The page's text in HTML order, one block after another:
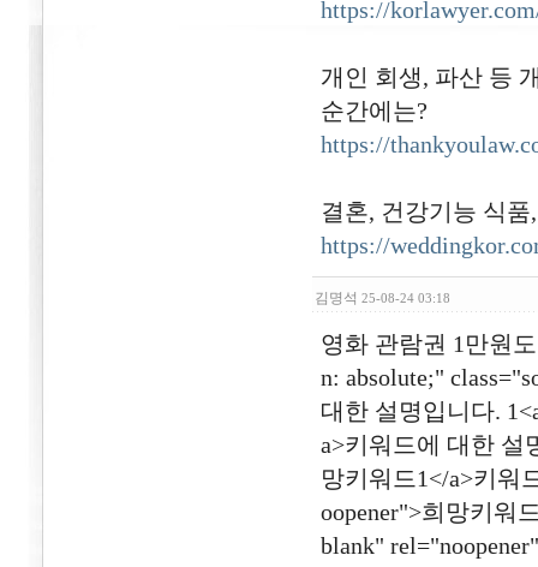
https://
개인 회생, 파산 등
순간에는?
https://
결혼, 건강기능 식
https://
김명석 25-08-24 03:18
영화 관람권 1만원
n: absolute;"
대한 설명입니다.
a>키워드에 대한 설
망키워드1</a>키워
oopener">희망키워
blank"